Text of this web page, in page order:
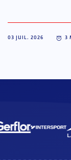
03 JUIL. 2026 3